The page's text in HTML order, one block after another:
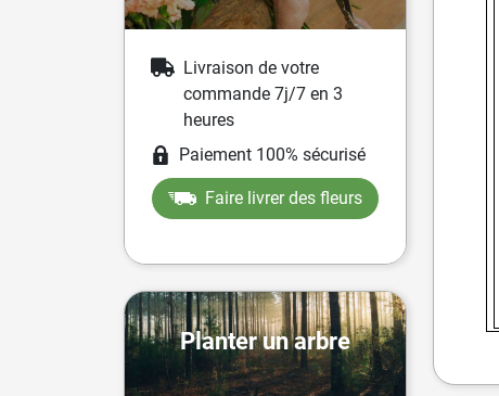
Livraison de votre
commande 7j/7 en 3
heures
Paiement 100% sécurisé
Faire livrer des fleurs
Planter un arbre